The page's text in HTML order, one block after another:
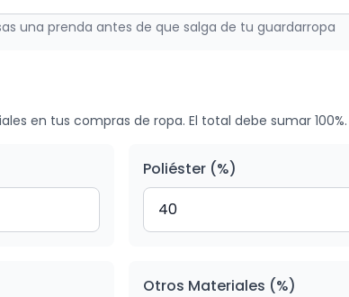
una prenda antes de que salga de tu guardarropa
en tus compras de ropa. El total debe sumar 100%.
Poliéster (%)
Otros Materiales (%)